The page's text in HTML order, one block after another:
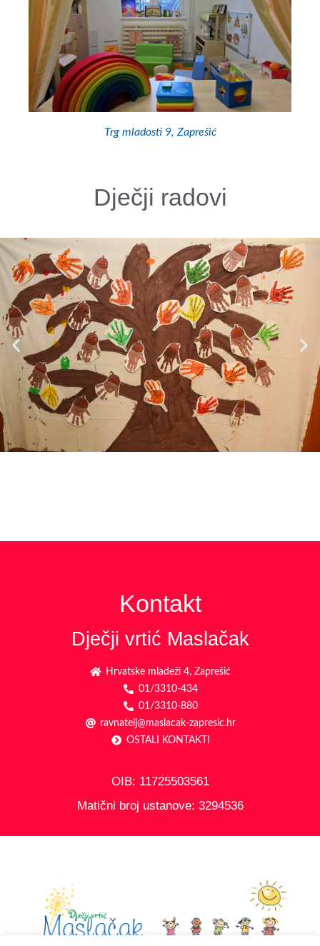
Trg mladosti 9, Zaprešić
Dječji radovi
Kontakt
Dječji vrtić Maslačak
Hrvatske mladeži 4, Zaprešić
01/3310-434
01/3310-880
ravnatelj@maslacak-zapresic.hr
OSTALI KONTAKTI
OIB: 11725503561
Matični broj ustanove: 3294536